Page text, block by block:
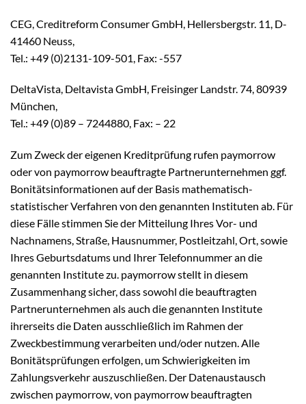
CEG, Creditreform Consumer GmbH, Hellersbergstr. 11, D-
41460 Neuss,
Tel.: +49 (0)2131-109-501, Fax: -557
DeltaVista, Deltavista GmbH, Freisinger Landstr. 74, 80939
München,
Tel.: +49 (0)89 – 7244880, Fax: – 22
Zum Zweck der eigenen Kreditprüfung rufen paymorrow
oder von paymorrow beauftragte Partnerunternehmen ggf.
Bonitätsinformationen auf der Basis mathematisch-
statistischer Verfahren von den genannten Instituten ab. Für
diese Fälle stimmen Sie der Mitteilung Ihres Vor- und
Nachnamens, Straße, Hausnummer, Postleitzahl, Ort, sowie
Ihres Geburtsdatums und Ihrer Telefonnummer an die
genannten Institute zu. paymorrow stellt in diesem
Zusammenhang sicher, dass sowohl die beauftragten
Partnerunternehmen als auch die genannten Institute
ihrerseits die Daten ausschließlich im Rahmen der
Zweckbestimmung verarbeiten und/oder nutzen. Alle
Bonitätsprüfungen erfolgen, um Schwierigkeiten im
Zahlungsverkehr auszuschließen. Der Datenaustausch
zwischen paymorrow, von paymorrow beauftragten